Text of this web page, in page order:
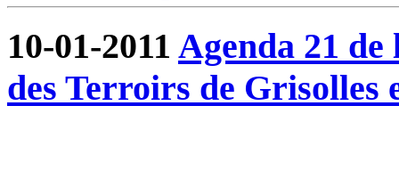
10-01-2011 Agenda 21
des Terroirs de